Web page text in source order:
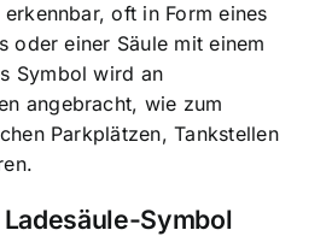
oft in Form eines
oder einer Säule mit einem
Symbol wird an
angebracht, wie zum
Parkplätzen, Tankstellen
Symbol